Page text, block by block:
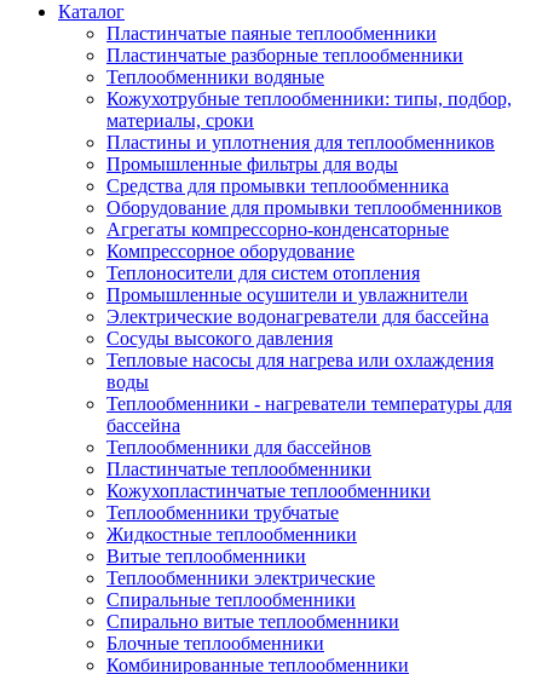
Каталог
Пластинчатые паяные теплообменники
Пластинчатые разборные теплообменники
Теплообменники водяные
Кожухотрубные теплообменники: типы, подбор,
материалы, сроки
Пластины и уплотнения для теплообменников
Промышленные фильтры для воды
Средства для промывки теплообменника
Оборудование для промывки теплообменников
Агрегаты компрессорно-конденсаторные
Компрессорное оборудование
Теплоносители для систем отопления
Промышленные осушители и увлажнители
Электрические водонагреватели для бассейна
Сосуды высокого давления
Тепловые насосы для нагрева или охлаждения
воды
Теплообменники - нагреватели температуры для
бассейна
Теплообменники для бассейнов
Пластинчатые теплообменники
Кожухопластинчатые теплообменники
Теплообменники трубчатые
Жидкостные теплообменники
Витые теплообменники
Теплообменники электрические
Спиральные теплообменники
Спирально витые теплообменники
Блочные теплообменники
Комбинированные теплообменники